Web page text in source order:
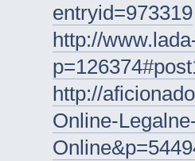
entryid=973319
http://
http://
Online-